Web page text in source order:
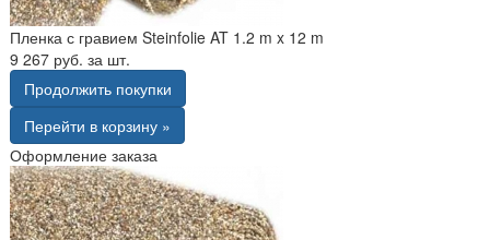
Пленка с гравием Steinfolie AT 1.2 m x 12 m
9 267 руб. за шт.
Продолжить покупки
Перейти в корзину »
Оформление заказа